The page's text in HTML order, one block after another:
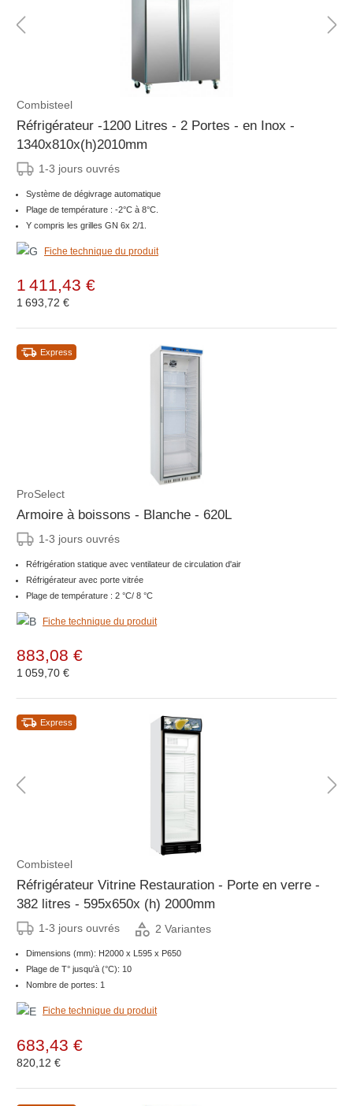
Combisteel
Réfrigérateur -1200 Litres - 2 Portes - en Inox -
1340x810x(h)2010mm
1-3 jours ouvrés
Système de dégivrage automatique
Plage de température : -2°C à 8°C.
Y compris les grilles GN 6x 2/1.
Fiche technique du produit
1 411,43 €
1 693,72 €
Express
ProSelect
Armoire à boissons - Blanche - 620L
1-3 jours ouvrés
Réfrigération statique avec ventilateur de circulation d'air
Réfrigérateur avec porte vitrée
Plage de température : 2 °C/ 8 °C
Fiche technique du produit
883,08 €
1 059,70 €
Express
Combisteel
Réfrigérateur Vitrine Restauration - Porte en verre -
382 litres - 595x650x (h) 2000mm
1-3 jours ouvrés 2 Variantes
Dimensions (mm): H2000 x L595 x P650
Plage de T° jusqu'à (°C): 10
Nombre de portes: 1
Fiche technique du produit
683,43 €
820,12 €